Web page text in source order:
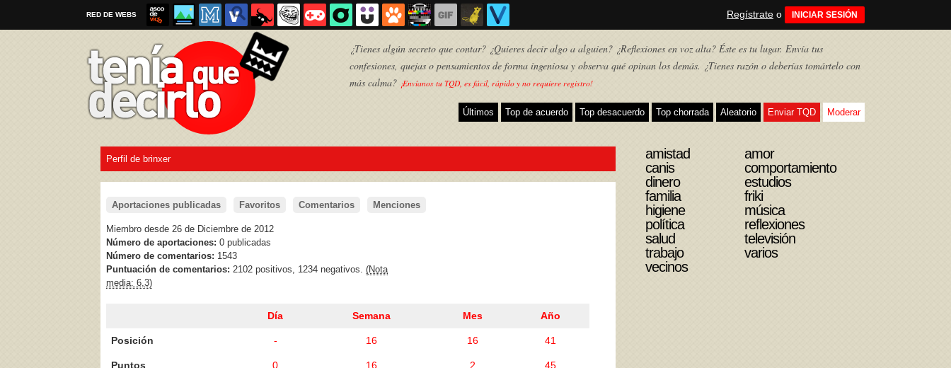
RED DE WEBS Regístrate o INICIAR SESIÓN
¿Tienes algún secreto que contar? ¿Quieres decir algo a alguien? ¿Reflexiones en voz alta? Éste es tu lugar. Envía tus
confesiones, quejas o pensamientos de forma ingeniosa y observa qué opinan los demás. ¿Tienes razón o deberías tomártelo con
más calma? ¡Envíanos tu TQD, es fácil, rápido y no requiere registro!
Últimos Top de acuerdo Top desacuerdo Top chorrada Aleatorio Enviar TQD Moderar
Perfil de brinxer
Aportaciones publicadas Favoritos Comentarios Menciones
Miembro desde 26 de Diciembre de 2012
Número de aportaciones: 0 publicadas
Número de comentarios: 1543
Puntuación de comentarios: 2102 positivos, 1234 negativos. (Nota
media: 6,3)
Día Semana Mes Año
Posición - 16 16 41
Puntos 0 16 2 45
amistad
amor
canis
comportamiento
dinero
estudios
familia
friki
higiene
música
política
reflexiones
salud
televisión
trabajo
varios
vecinos